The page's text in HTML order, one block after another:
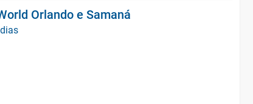
Orlando e Samaná